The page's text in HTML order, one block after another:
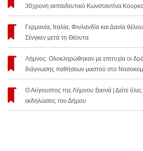
30χρονη εκπαιδευτικό Κωνσταντίνα
Γερμανία, Ιταλία, Φινλανδία και Δανία
Σένγκεν μετά τη Θέουτα
Λήμνος: Ολοκληρώθηκαν με επιτυχία οι
διάγνωσης παθήσεων μαστού στο
Ο Αύγουστος της Λήμνου ξεκινά | Δείτε όλες
εκδηλώσεις του Δήμου